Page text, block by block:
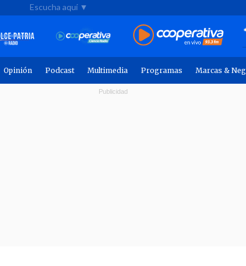
Escucha aquí ▼
Opinión Podcast Multimedia Programas Marcas &